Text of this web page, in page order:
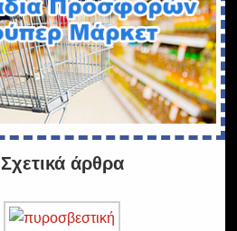
Σχετικά άρθρα